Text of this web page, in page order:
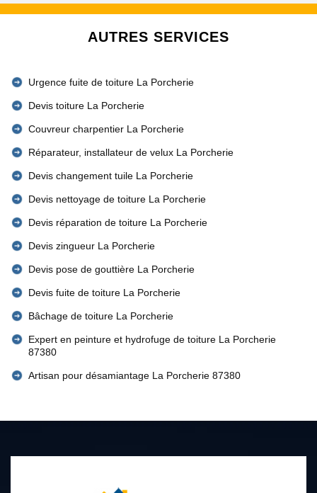
AUTRES SERVICES
Urgence fuite de toiture La Porcherie
Devis toiture La Porcherie
Couvreur charpentier La Porcherie
Réparateur, installateur de velux La Porcherie
Devis changement tuile La Porcherie
Devis nettoyage de toiture La Porcherie
Devis réparation de toiture La Porcherie
Devis zingueur La Porcherie
Devis pose de gouttière La Porcherie
Devis fuite de toiture La Porcherie
Bâchage de toiture La Porcherie
Expert en peinture et hydrofuge de toiture La Porcherie
87380
Artisan pour désamiantage La Porcherie 87380